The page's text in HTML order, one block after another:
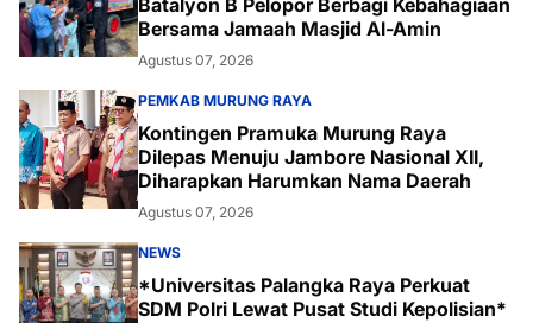
Batalyon B Pelopor Berbagi Kebahagiaan
Bersama Jamaah Masjid Al-Amin
Agustus 07, 2026
PEMKAB MURUNG RAYA
Kontingen Pramuka Murung Raya
Dilepas Menuju Jambore Nasional XII,
Diharapkan Harumkan Nama Daerah
Agustus 07, 2026
NEWS
*Universitas Palangka Raya Perkuat
SDM Polri Lewat Pusat Studi Kepolisian*